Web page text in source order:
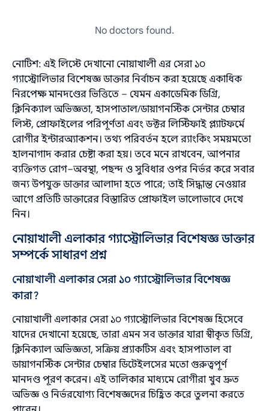
No doctors found.
নোটিশ: এই লিস্টে দেখানো নোয়াখালী এর সেরা ১০
গ্যাস্ট্রোলিভার বিশেষজ্ঞ ডাক্তার নির্বাচন করা হয়েছে একাধিক
নিরপেক্ষ মানদণ্ডের ভিত্তিতে – যেমন একাডেমিক ডিগ্রি,
ক্লিনিক্যাল অভিজ্ঞতা, হাসপাতাল/ডায়াগনস্টিক সেন্টার চেম্বার
লিস্ট, প্রোফাইলের পরিপূর্ণতা এবং ডক্টর লিস্টিফাই প্ল্যাটফর্মে
রোগীর ইন্টারঅ্যাকশন। তথ্য পরিবর্তন হলে র‌্যাংকিং সময়মতো
হালনাগাদ করার চেষ্টা করা হয়। তবে মনে রাখবেন, আপনার
ব্যক্তিগত রোগ–অবস্থা, পছন্দ ও সুবিধার ওপর নির্ভর করে সবার
জন্য উপযুক্ত ডাক্তার আলাদা হতে পারে; তাই সিদ্ধান্ত নেওয়ার
আগে প্রতিটি ডাক্তারের বিস্তারিত প্রোফাইল ভালোভাবে দেখে
নিন।
নোয়াখালী এলাকার গ্যাস্ট্রোলিভার বিশেষজ্ঞ ডাক্তার
সম্পর্কে সাধারণ প্রশ্ন
নোয়াখালী এলাকার সেরা ১০ গ্যাস্ট্রোলিভার বিশেষজ্ঞ
কারা?
নোয়াখালী এলাকার সেরা ১০ গ্যাস্ট্রোলিভার বিশেষজ্ঞ হিসেবে
যাদের দেখানো হয়েছে, তারা এমন সব ডাক্তার যারা স্বীকৃত ডিগ্রি,
ক্লিনিক্যাল অভিজ্ঞতা, সক্রিয় প্র্যাকটিস এবং হাসপাতাল বা
ডায়াগনস্টিক সেন্টার চেম্বার ডিটেইলসের মতো গুরুত্বপূর্ণ
মানদণ্ড পূরণ করেন। এই তালিকার মাধ্যমে রোগীরা খুব দ্রুত
অভিজ্ঞ ও নির্ভরযোগ্য বিশেষজ্ঞদের চিহ্নিত করে তুলনা করতে